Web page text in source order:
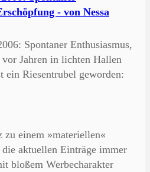
- von Nessa
Spontaner Enthusiasmus,
Jahren in lichten Hallen
ein Riesentrubel geworden:
zu einem »materiellen«
die aktuellen Einträge immer
bloßem Werbecharakter